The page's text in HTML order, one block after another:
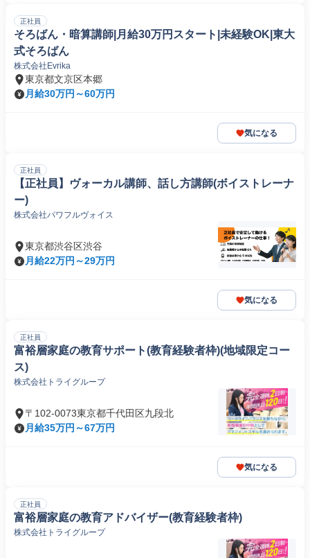
正社員
そろばん・暗算講師|月給30万円スタート|未経験OK|東大
式そろばん
株式会社Evrika
東京都文京区本郷
月給30万円～60万円
気になる
正社員
【正社員】ヴォーカル講師、話し方講師(ボイストレーナ
ー)
株式会社パワフルヴォイス
東京都渋谷区渋谷
月給22万円～29万円
気になる
正社員
富裕層家庭の教育サポート(教育経験者枠)(地域限定コー
ス)
株式会社トライグループ
〒102-0073東京都千代田区九段北
月給35万円～67万円
気になる
正社員
富裕層家庭の教育アドバイザー(教育経験者枠)
株式会社トライグループ